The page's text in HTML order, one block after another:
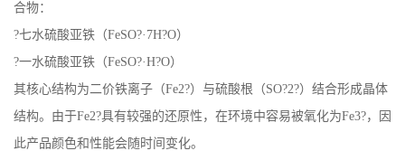
合物：
?七水硫酸亚铁（FeSO?·7H?O）
?一水硫酸亚铁（FeSO?·H?O）
其核心结构为二价铁离子（Fe2?）与硫酸根（SO?2?）结合形成晶体
结构。由于Fe2?具有较强的还原性，在环境中容易被氧化为Fe3?，因
此产品颜色和性能会随时间变化。